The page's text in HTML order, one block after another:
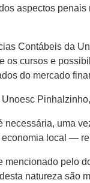
aspectos
Contábeis da
os cursos e
do mercado
uma
local —
mencionado pelo
natureza são